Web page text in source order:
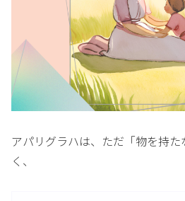
アパリグラハは、ただ「物を持
く、